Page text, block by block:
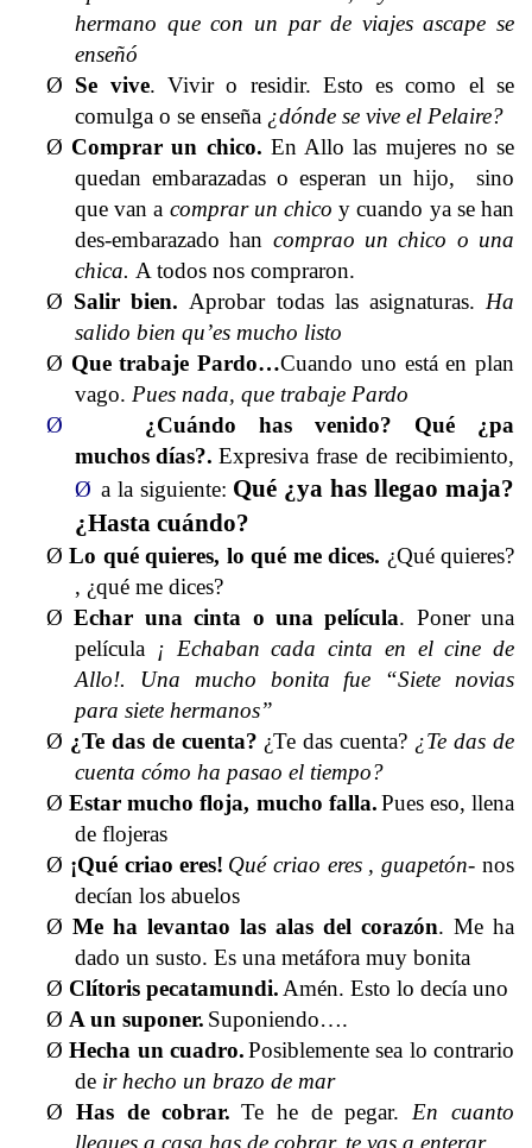
hermano que con un par de viajes ascape se
enseñó
Ø Se vive. Vivir o residir. Esto es como el se
comulga o se enseña ¿dónde se vive el Pelaire?
Ø Comprar un chico. En Allo las mujeres no se
quedan embarazadas o esperan un hijo, sino
que van a comprar un chico y cuando ya se han
des-embarazado han comprao un chico o una
chica. A todos nos compraron.
Ø Salir bien. Aprobar todas las asignaturas. Ha
salido bien qu’es mucho listo
Ø Que trabaje Pardo…Cuando uno está en plan
vago. Pues nada, que trabaje Pardo
Ø
¿Cuándo has venido? Qué ¿pa
muchos días?. Expresiva frase de recibimiento,
Ø a la siguiente: Qué ¿ya has llegao maja?
¿Hasta cuándo?
ØLo qué quieres, lo qué me dices. ¿Qué quieres?
, ¿qué me dices?
ØEchar una cinta o una película. Poner una
película ¡ Echaban cada cinta en el cine de
Allo!. Una mucho bonita fue “Siete novias
para siete hermanos”
Ø ¿Te das de cuenta? ¿Te das cuenta? ¿Te das de
cuenta cómo ha pasao el tiempo?
ØEstar mucho floja, mucho falla.Pues eso, llena
de flojeras
Ø ¡Qué criao eres! Qué criao eres , guapetón- nos
decían los abuelos
Ø Me ha levantao las alas del corazón. Me ha
dado un susto. Es una metáfora muy bonita
Ø Clítoris pecatamundi. Amén. Esto lo decía uno
Ø A un suponer. Suponiendo….
ØHecha un cuadro.Posiblemente sea lo contrario
de ir hecho un brazo de mar
Ø Has de cobrar. Te he de pegar. En cuanto
llegues a casa has de cobrar, te vas a enterar